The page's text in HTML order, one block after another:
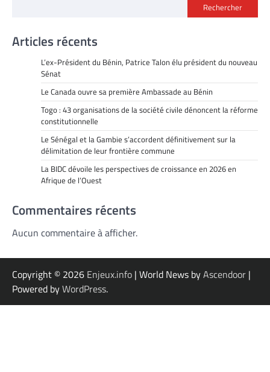
Rechercher
Articles récents
L’ex-Président du Bénin, Patrice Talon élu président du nouveau
Sénat
Le Canada ouvre sa première Ambassade au Bénin
Togo : 43 organisations de la société civile dénoncent la réforme
constitutionnelle
Le Sénégal et la Gambie s’accordent définitivement sur la
délimitation de leur frontière commune
La BIDC dévoile les perspectives de croissance en 2026 en
Afrique de l’Ouest
Commentaires récents
Aucun commentaire à afficher.
Copyright © 2026 Enjeux.info | World News byAscendoor |
Powered byWordPress.